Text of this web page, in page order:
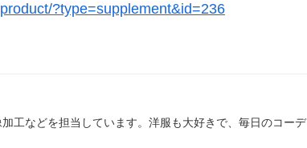
?type=supplement&id=236
工などを担当しています。洋服も大好きで、毎日のコーデ